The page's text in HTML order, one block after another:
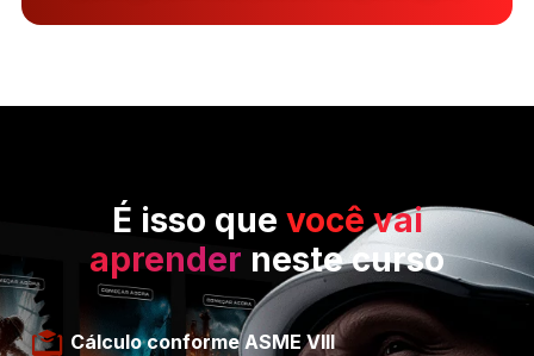
É isso que você vai
aprender neste curso
Cálculo conforme ASME VIII